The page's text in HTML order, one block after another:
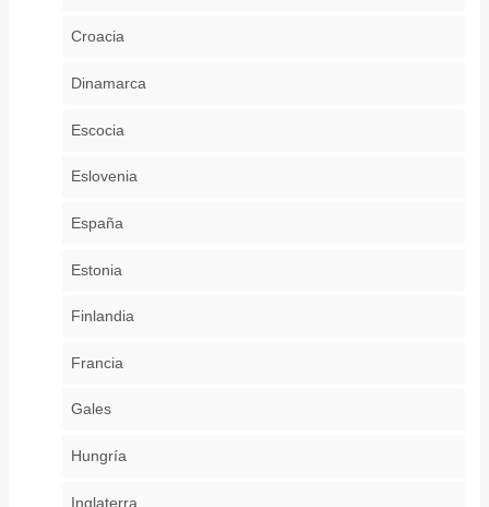
Croacia
Dinamarca
Escocia
Eslovenia
España
Estonia
Finlandia
Francia
Gales
Hungría
Inglaterra